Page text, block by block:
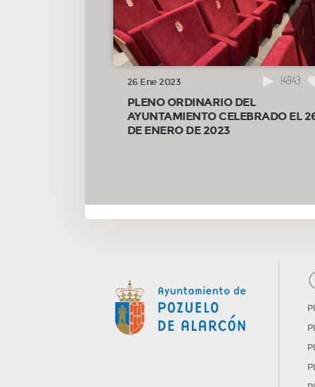
26 Ene 2023 14943
PLENO ORDINARIO DEL
AYUNTAMIENTO CELEBRADO EL
DE ENERO DE 2023